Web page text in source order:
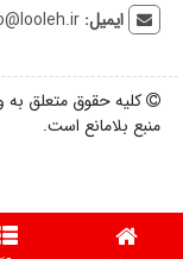
ایمیل:
کلیه حقوق متعلق به
منبع بلامانع است.